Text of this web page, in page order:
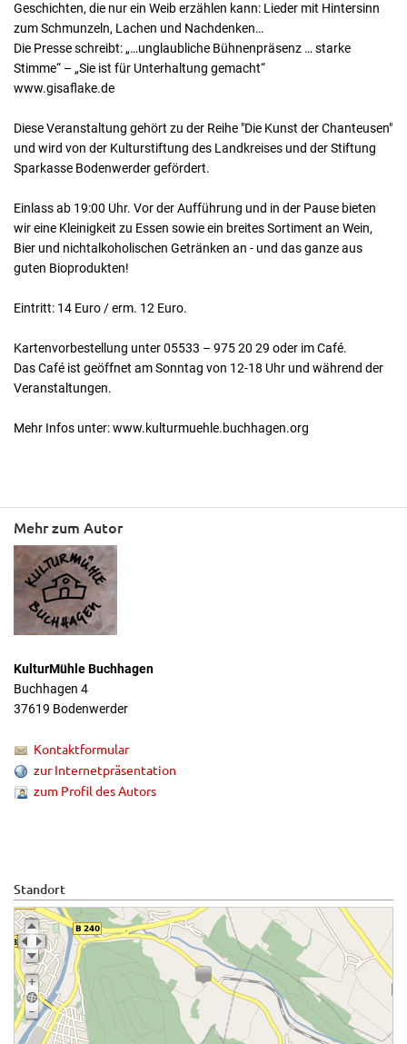
Geschichten, die nur ein Weib erzählen kann: Lieder mit Hintersinn
zum Schmunzeln, Lachen und Nachdenken…
Die Presse schreibt: „…unglaubliche Bühnenpräsenz … starke
Stimme“ – „Sie ist für Unterhaltung gemacht“
www.gisaflake.de
Diese Veranstaltung gehört zu der Reihe "Die Kunst der Chanteusen"
und wird von der Kulturstiftung des Landkreises und der Stiftung
Sparkasse Bodenwerder gefördert.
Einlass ab 19:00 Uhr. Vor der Aufführung und in der Pause bieten
wir eine Kleinigkeit zu Essen sowie ein breites Sortiment an Wein,
Bier und nichtalkoholischen Getränken an - und das ganze aus
guten Bioprodukten!
Eintritt: 14 Euro / erm. 12 Euro.
Kartenvorbestellung unter 05533 – 975 20 29 oder im Café.
Das Café ist geöffnet am Sonntag von 12-18 Uhr und während der
Veranstaltungen.
Mehr Infos unter: www.kulturmuehle.buchhagen.org
Mehr zum Autor
KulturMühle Buchhagen
Buchhagen 4
37619 Bodenwerder
Kontaktformular
zur Internetpräsentation
zum Profil des Autors
Standort